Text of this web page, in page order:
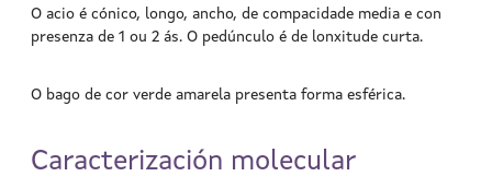
O acio é cónico, longo, ancho, de compacidade media e con
presenza de 1 ou 2 ás. O pedúnculo é de lonxitude curta.
O bago de cor verde amarela presenta forma esférica.
Caracterización molecular